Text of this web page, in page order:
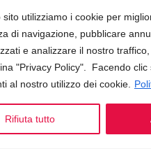
sito utilizziamo i cookie per
di navigazione, pubblicare
e analizzare il nostro
"Privacy Policy". Facendo clic
al nostro utilizzo dei cookie.
Rifiuta tutto